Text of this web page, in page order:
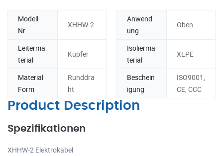
Modell
Nr.
XHHW-2
Anwend
ung
Oben
Leiterma
terial
Kupfer
Isolierma
terial
XLPE
Material
Form
Runddra
ht
Beschein
igung
ISO9001,
CE, CCC
Product Description
Spezifikationen
XHHW-2 Elektrokabel